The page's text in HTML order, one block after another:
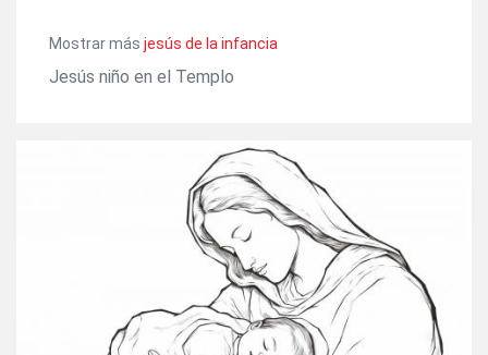
Mostrar más jesús de la infancia
Jesús niño en el Templo